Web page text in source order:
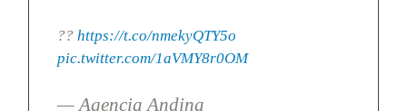
?? https://t.co/nmekyQTY5o
pic.twitter.com/1aVMY8r0OM
— Agencia Andina